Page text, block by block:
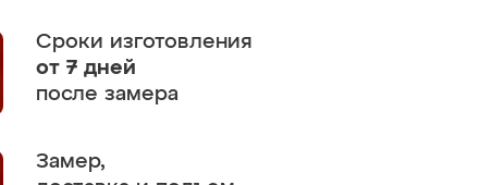
Сроки изготовления
от 7 дней
после замера
Замер,